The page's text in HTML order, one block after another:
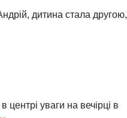
дитина стала другою,
уваги на вечірці в